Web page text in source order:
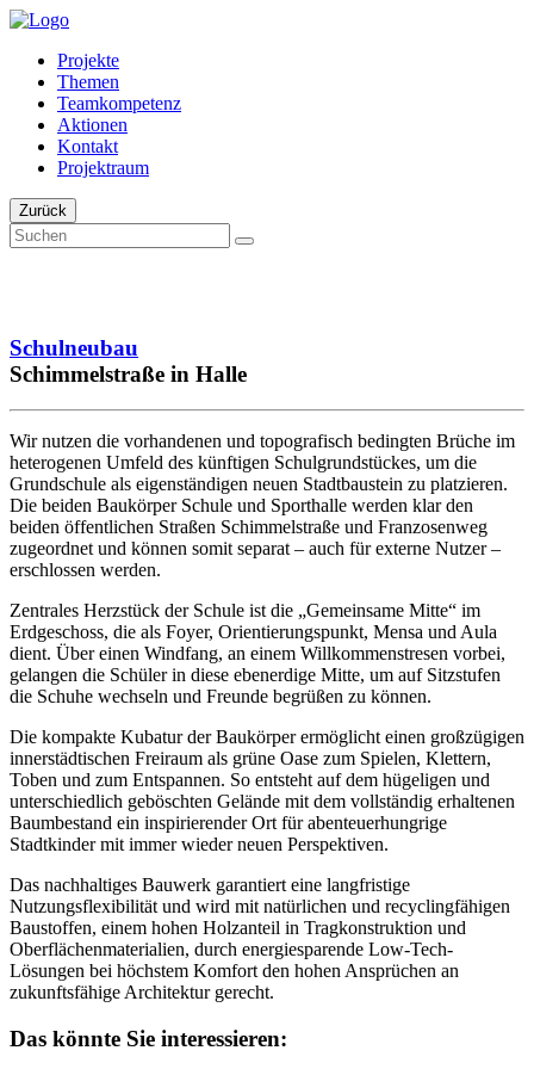
Projekte
Themen
Teamkompetenz
Aktionen
Kontakt
Projektraum
Zurück
Schulneubau
Schimmelstraße in Halle
Wir nutzen die vorhandenen und topografisch bedingten Brüche im
heterogenen Umfeld des künftigen Schulgrundstückes, um die
Grundschule als eigenständigen neuen Stadtbaustein zu platzieren.
Die beiden Baukörper Schule und Sporthalle werden klar den
beiden öffentlichen Straßen Schimmelstraße und Franzosenweg
zugeordnet und können somit separat – auch für externe Nutzer –
erschlossen werden.
Zentrales Herzstück der Schule ist die „Gemeinsame Mitte“ im
Erdgeschoss, die als Foyer, Orientierungspunkt, Mensa und Aula
dient. Über einen Windfang, an einem Willkommenstresen vorbei,
gelangen die Schüler in diese ebenerdige Mitte, um auf Sitzstufen
die Schuhe wechseln und Freunde begrüßen zu können.
Die kompakte Kubatur der Baukörper ermöglicht einen großzügigen
innerstädtischen Freiraum als grüne Oase zum Spielen, Klettern,
Toben und zum Entspannen. So entsteht auf dem hügeligen und
unterschiedlich geböschten Gelände mit dem vollständig erhaltenen
Baumbestand ein inspirierender Ort für abenteuerhungrige
Stadtkinder mit immer wieder neuen Perspektiven.
Das nachhaltiges Bauwerk garantiert eine langfristige
Nutzungsflexibilität und wird mit natürlichen und recyclingfähigen
Baustoffen, einem hohen Holzanteil in Tragkonstruktion und
Oberflächenmaterialien, durch energiesparende Low-Tech-
Lösungen bei höchstem Komfort den hohen Ansprüchen an
zukunftsfähige Architektur gerecht.
Das könnte Sie interessieren: